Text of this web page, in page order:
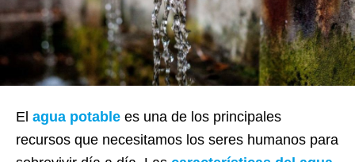
El agua potable es una de los principales
recursos que necesitamos los seres humanos para